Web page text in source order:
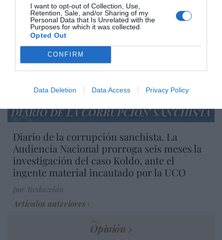
I want to opt-out of Collection, Use,
Retention, Sale, and/or Sharing of my
Personal Data that Is Unrelated with the
Purposes for which it was collected.
Opted Out
CONFIRM
Data Deletion Data Access Privacy Policy
Marcelo Gullo: “El trabajo de desmitificar la
historia, de poner la verdadera, de
desmontar la falsificación, es un trabajo
cristiano"
por Hispanidad
Artículos anteriores
DIARIO DE LA CORRUPCIÓN SANCHISTA
Diario de la corrupción sanchista. La
Audiencia Nacional prorroga seis meses la
investigación del caso Koldo, ante el
ingente material incautado por la UCO
Artículos anteriores
Opinión